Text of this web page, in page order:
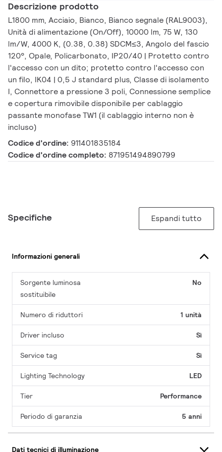
Descrizione prodotto
L1800 mm, Acciaio, Bianco, Bianco segnale (RAL9003),
Unità di alimentazione (On/Off), 10000 lm, 75 W, 130
lm/W, 4000 K, (0.38, 0.38) SDCM≤3, Angolo del fascio
120°, Opale, Policarbonato, IP20/40 | Protetto contro
l'accesso con un dito; protetto contro l'accesso con
un filo, IK04 | 0,5 J standard plus, Classe di isolamento
I, Connettore a pressione 3 poli, Connessione semplice
e copertura rimovibile disponibile per cablaggio
passante monofase TW1 (il cablaggio interno non è
incluso)
Codice d'ordine: 911401835184
Codice d'ordine completo: 871951494890799
Specifiche Espandi tutto
Informazioni generali
Sorgente luminosa
sostituibile
No
Numero di riduttori 1 unità
Driver incluso Sì
Service tag Sì
Lighting Technology LED
Tier Performance
Periodo di garanzia 5 anni
Dati tecnici di illuminazione